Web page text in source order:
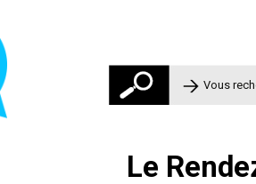
Rechercher
Le